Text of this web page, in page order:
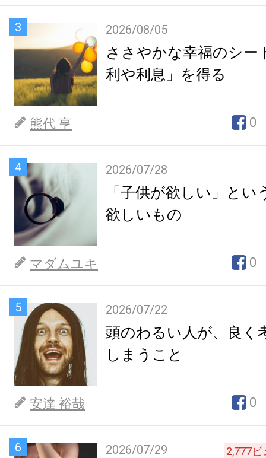
3 2026/08/05
ささやかな幸福のシー
利や利息」を得る
熊代 亨 0
4 2026/07/28
「子供が欲しい」とい
欲しいもの
マダムユキ 0
5 2026/07/22
頭のわるい人が、良く
しまうこと
安達 裕哉 0
6 2026/07/29 2,777ビ